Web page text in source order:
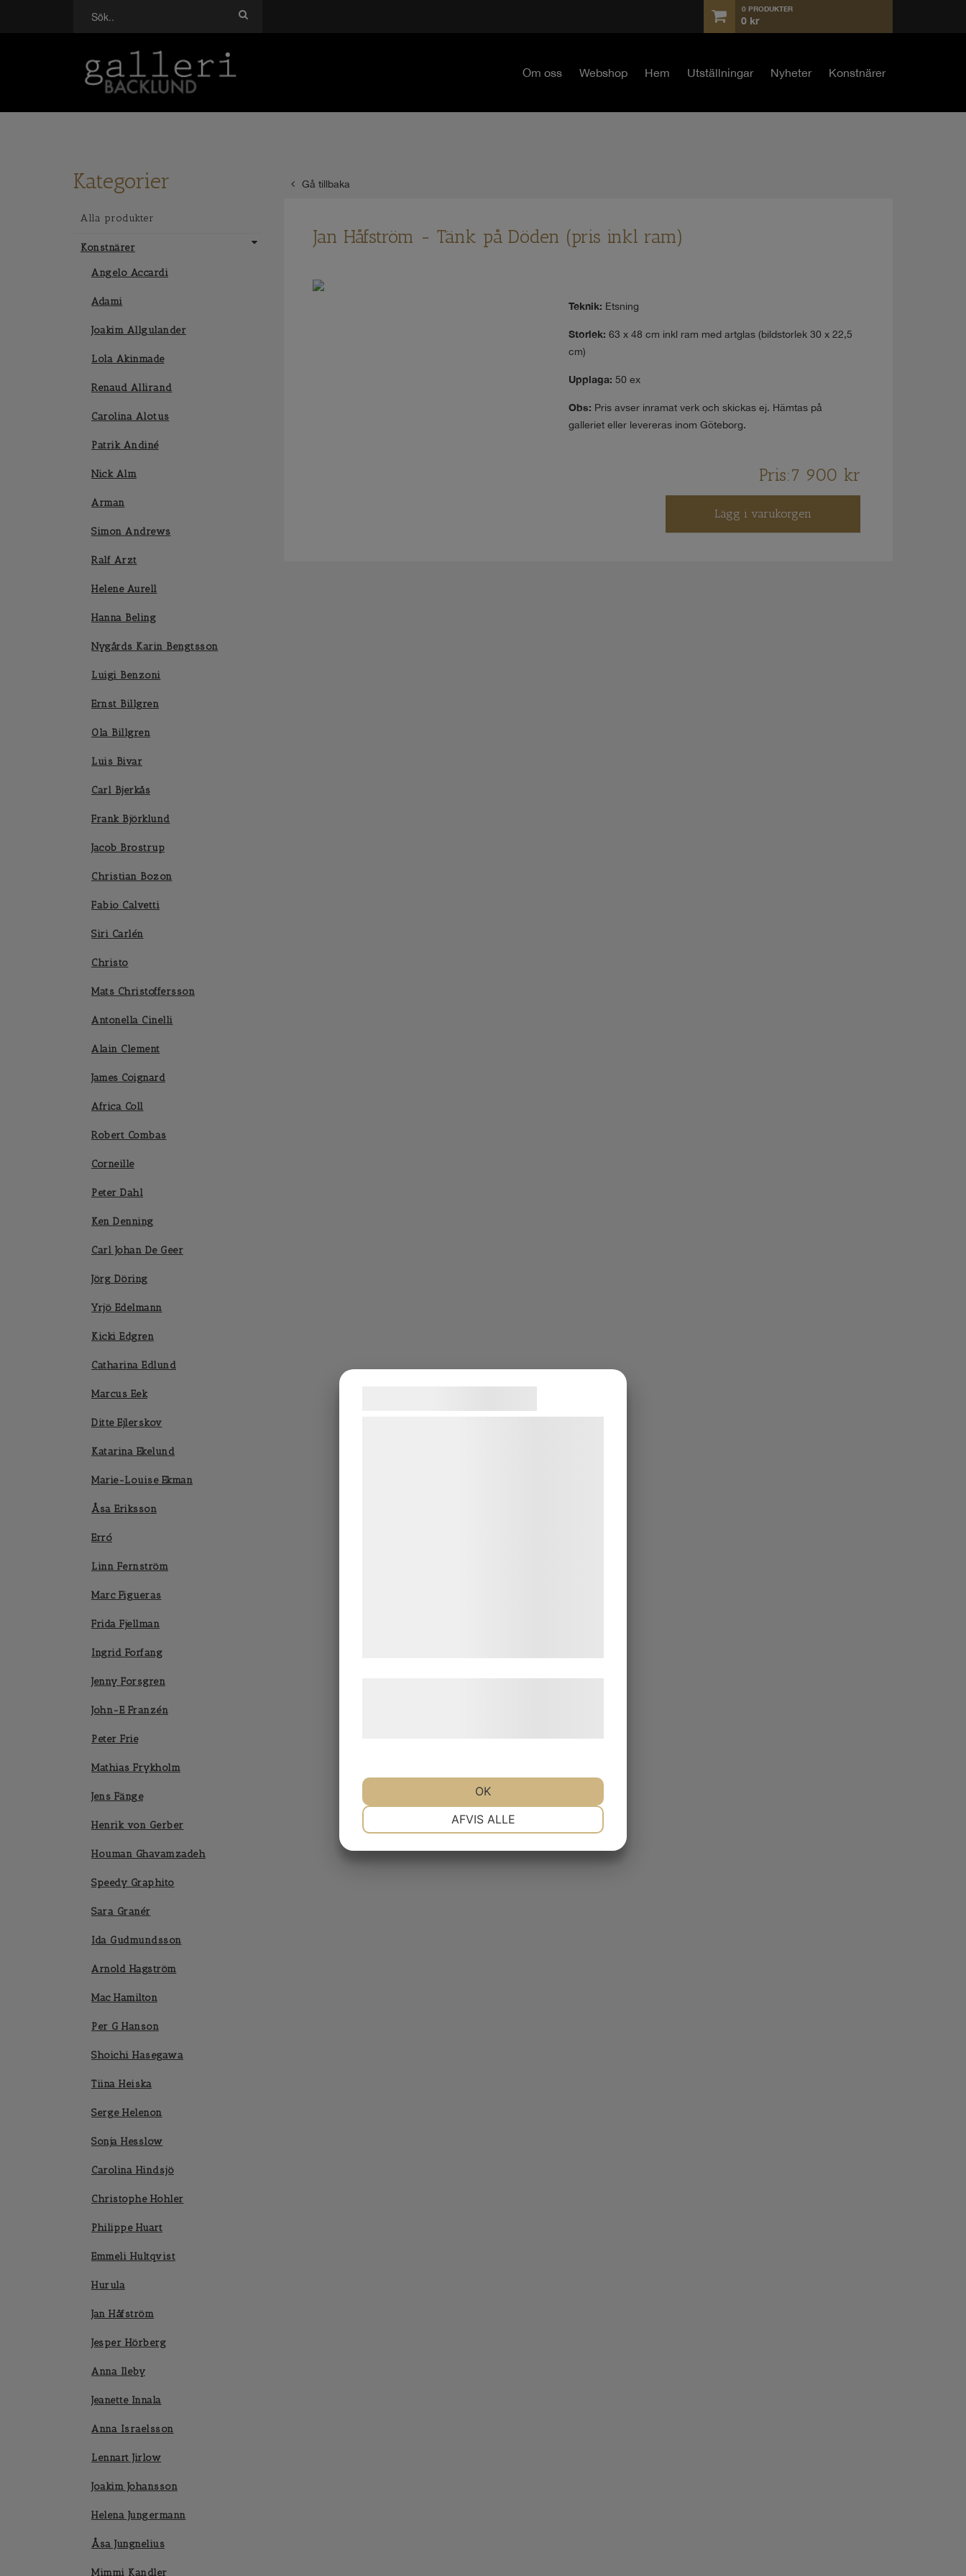
0 PRODUKTER
0 kr
Om oss Webshop Hem Utställningar Nyheter Konstnärer
Kategorier
Alla produkter
Konstnärer
Angelo Accardi
Adami
Joakim Allgulander
Lola Akinmade
Renaud Allirand
Carolina Alotus
Patrik Andiné
Nick Alm
Arman
Simon Andrews
Ralf Arzt
Helene Aurell
Hanna Beling
Nygårds Karin Bengtsson
Luigi Benzoni
Ernst Billgren
Ola Billgren
Luis Bivar
Carl Bjerkås
Frank Björklund
Jacob Brostrup
Christian Bozon
Fabio Calvetti
Siri Carlén
Christo
Mats Christoffersson
Antonella Cinelli
Alain Clement
James Coignard
Africa Coll
Robert Combas
Corneille
Peter Dahl
Ken Denning
Carl Johan De Geer
Jörg Döring
Yrjö Edelmann
Kicki Edgren
Catharina Edlund
Marcus Eek
Ditte Ejlerskov
Katarina Ekelund
Marie-Louise Ekman
Åsa Eriksson
Erró
Linn Fernström
Marc Figueras
Frida Fjellman
Ingrid Forfang
Jenny Forsgren
John-E Franzén
Peter Frie
Mathias Frykholm
Jens Fänge
Henrik von Gerber
Houman Ghavamzadeh
Speedy Graphito
Sara Granér
Ida Gudmundsson
Arnold Hagström
Mac Hamilton
Per G Hanson
Shoichi Hasegawa
Tiina Heiska
Serge Helenon
Sonja Hesslow
Carolina Hindsjö
Christophe Hohler
Philippe Huart
Emmeli Hultqvist
Hurula
Jan Håfström
Jesper Hörberg
Anna Ileby
Jeanette Innala
Anna Israelsson
Lennart Jirlow
Joakim Johansson
Helena Jungermann
Åsa Jungnelius
Mimmi Kandler
Gå tillbaka
Jan Håfström - Tänk på Döden (pris inkl ram)
Teknik: Etsning
Storlek: 63 x 48 cm inkl ram med artglas (bildstorlek 30 x 22,5
cm)
Upplaga: 50 ex
Obs: Pris avser inramat verk och skickas ej. Hämtas på
galleriet eller levereras inom Göteborg.
Pris:7 900 kr
Lägg i varukorgen
AFVIS ALLE
OK